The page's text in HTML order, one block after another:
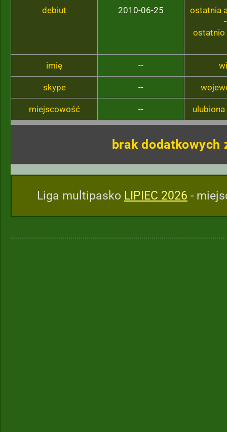
debiut 2010-06-25
ostatnia
ostatnio
imię --
skype --
miejscowość --
brak dodatkowych
Liga multipasko LIPIEC 2026 -